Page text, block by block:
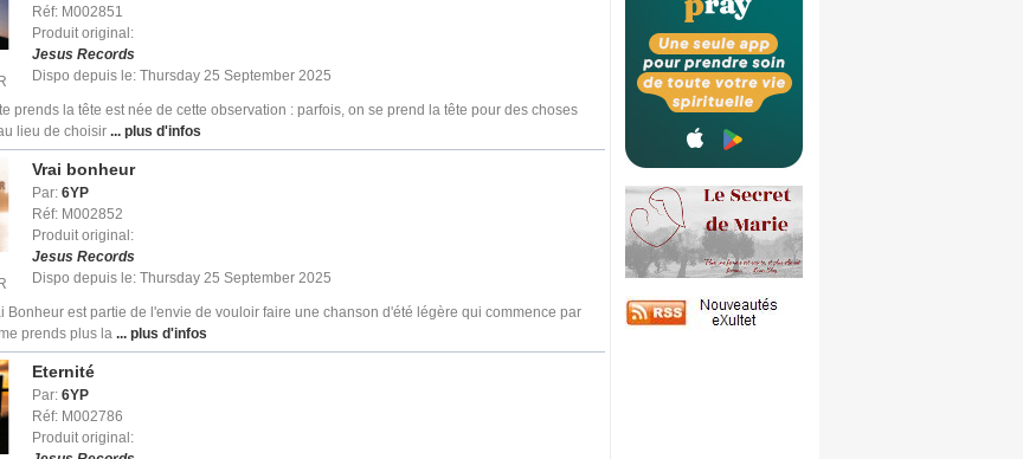
Réf: M002851
Produit original:
Jesus Records
Dispo depuis le: Thursday 25 September 2025
prends la tête est née de cette observation : parfois, on se prend la tête pour des choses
lieu de choisir ... plus d'infos
Vrai bonheur
Par: 6YP
Réf: M002852
Produit original:
Jesus Records
Dispo depuis le: Thursday 25 September 2025
Bonheur est partie de l'envie de vouloir faire une chanson d'été légère qui commence par
prends plus la ... plus d'infos
Eternité
Par: 6YP
Réf: M002786
Produit original: